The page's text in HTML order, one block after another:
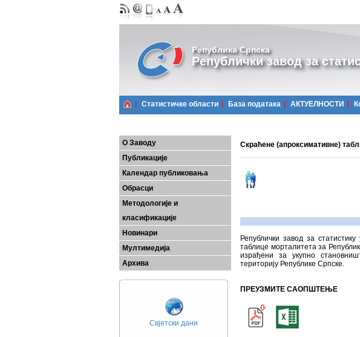
Република Српска
Републички завод за
Статистичке области Базa података АКТУЕЛНОСТИ
О Заводу
Публикације
Календар публиковања
Обрасци
Методологије и
класификације
Новинари
Мултимедија
Архива
Свјетски дани
Скраћене (апроксимативне)
Републички завод за
таблице морталитета за
израђени за укупно
територију Републике Српске.
ПРЕУЗМИТЕ САОПШТЕЊЕ